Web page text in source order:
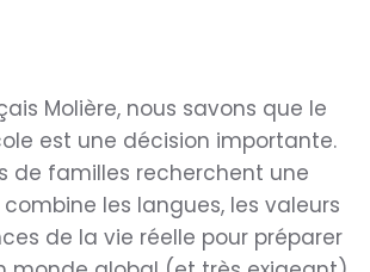
Molière, nous savons que le
est une décision importante.
de familles recherchent une
les langues, les valeurs
de la vie réelle pour préparer